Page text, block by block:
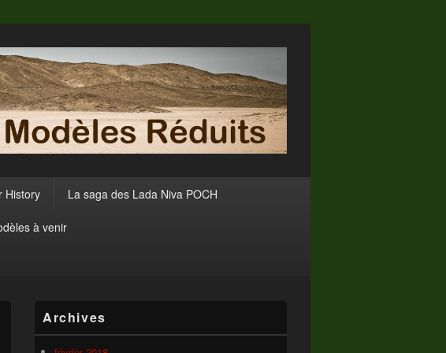
History La saga des Lada Niva POCH
à venir
principale
de
widget
Archives